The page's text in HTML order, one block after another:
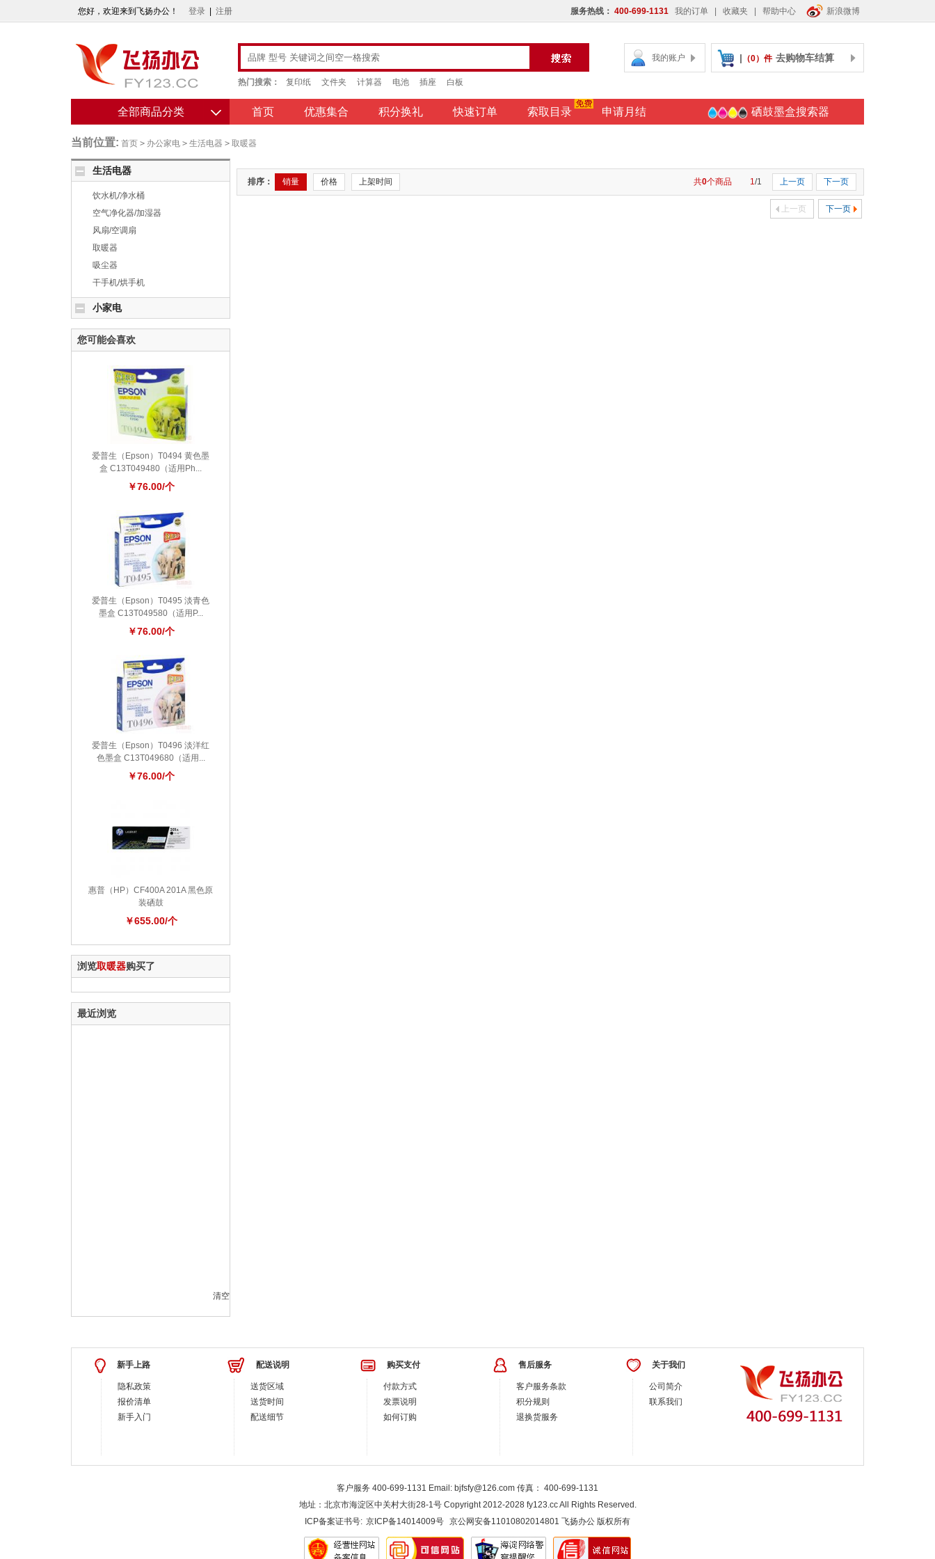
服务热线： 400-699-1131 我的订单 收藏夹 帮助中心 新浪微博
您好，欢迎来到飞扬办公！ 登录 注册
热门搜索： 复印纸 文件夹 计算器 电池 插座 白板
我的账户 | （0）件 去购物车结算
全部商品分类 硒鼓墨盒搜索器
首页 优惠集合 积分换礼 快速订单 索取目录 申请月结
当前位置: 首页 > 办公家电 > 生活电器 > 取暖器
生活电器
饮水机/净水桶
空气净化器/加湿器
风扇/空调扇
取暖器
吸尘器
干手机/烘手机
小家电
您可能会喜欢
爱普生（Epson）T0494 黄色墨
盒 C13T049480（适用Ph...
￥76.00/个
爱普生（Epson）T0495 淡青色
墨盒 C13T049580（适用P...
￥76.00/个
爱普生（Epson）T0496 淡洋红
色墨盒 C13T049680（适用...
￥76.00/个
惠普（HP）CF400A 201A 黑色原
装硒鼓
￥655.00/个
浏览取暖器购买了
最近浏览
清空
排序： 销量 价格 上架时间 共0个商品 1/1 上一页 下一页
上一页 下一页
新手上路
隐私政策
报价清单
新手入门
配送说明
送货区域
送货时间
配送细节
购买支付
付款方式
发票说明
如何订购
售后服务
客户服务条款
积分规则
退换货服务
关于我们
公司简介
联系我们
客户服务 400-699-1131 Email: bjfsfy@126.com 传真： 400-699-1131
地址：北京市海淀区中关村大街28-1号 Copyright 2012-2028 fy123.cc All Rights Reserved.
ICP备案证书号: 京ICP备14014009号 京公网安备11010802014801 飞扬办公 版权所有